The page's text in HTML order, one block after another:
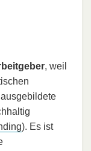
, weil
). Es ist